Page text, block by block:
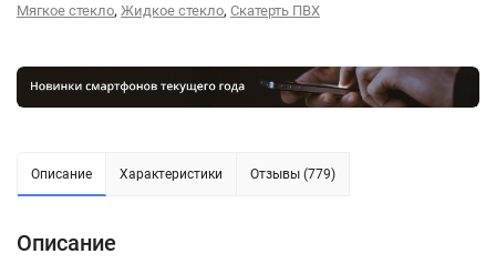
Мягкое стекло, Жидкое стекло, Скатерть ПВХ
Описание Характеристики Отзывы (779)
Описание